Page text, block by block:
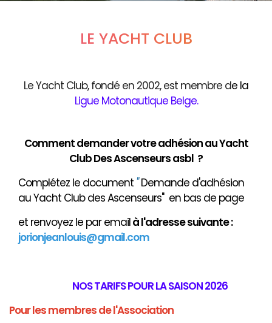
LE YACHT CLUB
Le Yacht Club, fondé en 2002, est membre de la
Ligue Motonautique Belge.
Comment demander votre adhésion au Yacht
Club Des Ascenseurs asbl ?
Complétez le document "Demande d'adhésion
au Yacht Club des Ascenseurs" en bas de page
et renvoyez le par emailàl'adresse suivante :
jorionjeanlouis@gmail.com
NOS TARIFS POUR LA SAISON 2026
Pour les membres de l'Association